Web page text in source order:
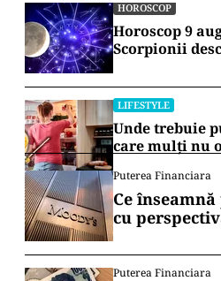
HOROSCOP
Horoscop 9
Scorpionii
LIFESTYLE
Unde trebuie
care mulți nu
Puterea Financiara
Ce
cu
Puterea Financiara